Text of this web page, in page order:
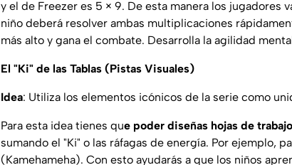
y el de Freezer es 5 × 9. De esta manera los jugadores
niño deberá resolver ambas multiplicaciones
más alto y gana el combate. Desarrolla la agilidad
El "Ki" de las Tablas (Pistas Visuales)
Idea: Utiliza los elementos icónicos de la serie como
Para esta idea tienes que poder diseñas hojas de trabajo
sumando el "Ki" o las ráfagas de energía. Por ejemplo,
(Kamehameha). Con esto ayudarás a que los niños